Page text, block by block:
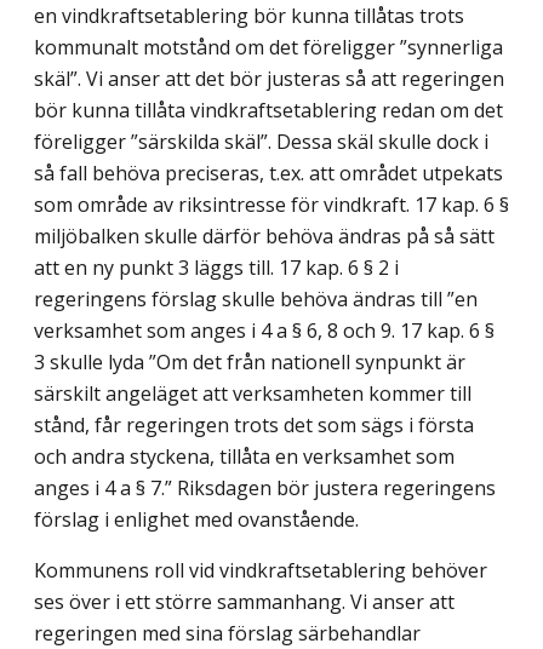
en vindkrafts­etablering bör kunna tillåtas trots
kommunalt motstånd om det föreligger ”synnerliga
skäl”. Vi anser att det bör justeras så att regeringen
bör kunna tillåta vindkrafts­etablering redan om det
föreligger ”särskilda skäl”. Dessa skäl skulle dock i
så fall behöva preciseras, t.ex. att området utpekats
som område av riksintresse för vindkraft. 17 kap. 6 §
miljöbalken skulle därför behöva ändras på så sätt
att en ny punkt 3 läggs till. 17 kap. 6 § 2 i
regeringens förslag skulle behöva ändras till ”en
verksamhet som anges i 4 a § 6, 8 och 9. 17 kap. 6 §
3 skulle lyda ”Om det från nationell synpunkt är
särskilt angeläget att verksamheten kommer till
stånd, får regeringen trots det som sägs i första
och andra styckena, tillåta en verksamhet som
anges i 4 a § 7.” Riksdagen bör justera regeringens
förslag i enlighet med ovanstående.
Kommunens roll vid vindkraftsetablering behöver
ses över i ett större sammanhang. Vi anser att
regeringen med sina förslag särbehandlar